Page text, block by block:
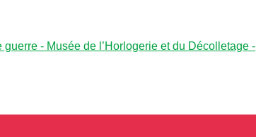
- Musée de l’Horlogerie et du Décolletage -